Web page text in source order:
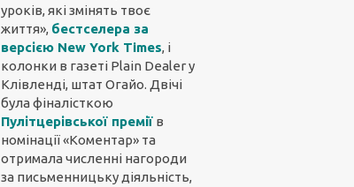
уроків, які змінять твоє
життя», бестселера за
версією New York Times, і
колонки в газеті Plain Dealer у
Клівленді, штат Огайо. Двічі
була фіналісткою
Пулітцерівської премії в
номінації «Коментар» та
отримала численні нагороди
за письменницьку діяльність,